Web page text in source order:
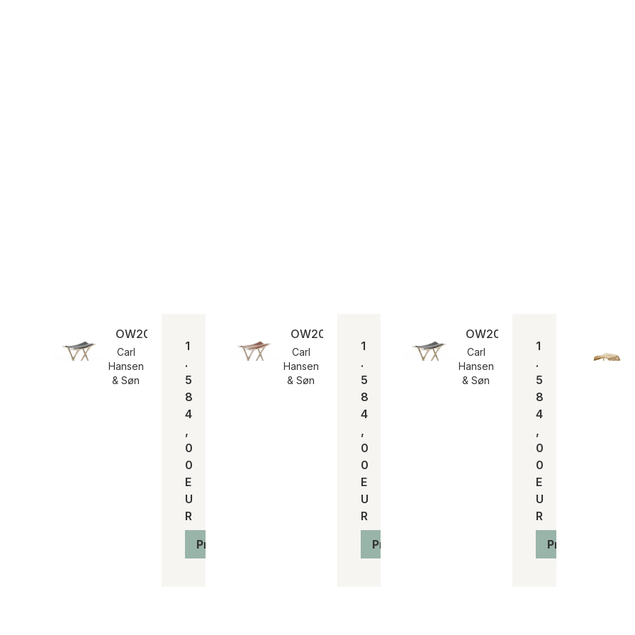
OW2000 | Öl, Kernleder schwarz
Carl
Hansen
& Søn
1
.
5
8
4
,
0
0
E
U
R
Produkt anzeigen
OW2000 | Kernleder natur
Carl
Hansen
& Søn
1
.
5
8
4
,
0
0
E
U
R
Produkt anzeigen
OW2000 | Seife, Kernleder
Carl
Hansen
& Søn
1
.
5
8
4
,
0
0
E
U
R
Produkt